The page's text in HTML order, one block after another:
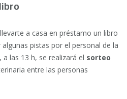
a casa en préstamo un libro
pistas por el personal de la
, a las 13 h, se realizará el sorteo
entre las personas